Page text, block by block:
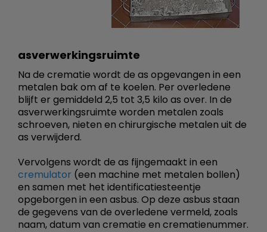
asverwerkingsruimte
Na de crematie wordt de as opgevangen in een
metalen bak om af te koelen. Per overledene
blijft er gemiddeld 2,5 tot 3,5 kilo as over. In de
asverwerkingsruimte worden metalen zoals
schroeven, nieten en chirurgische metalen uit de
as verwijderd.
Vervolgens wordt de as fijngemaakt in een
cremulator (een machine met metalen bollen)
en samen met het identificatiesteentje
opgeborgen in een asbus. Op deze asbus staan
de gegevens van de overledene vermeld, zoals
naam, datum van crematie en crematienummer.